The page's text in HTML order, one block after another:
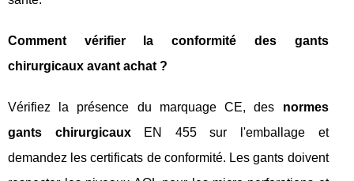
Comment vérifier la conformité des gants
chirurgicaux avant achat ?
Vérifiez la présence du marquage CE, des normes
gants chirurgicauxEN 455 sur l'emballage et
demandez les certificats de conformité. Les gants doivent